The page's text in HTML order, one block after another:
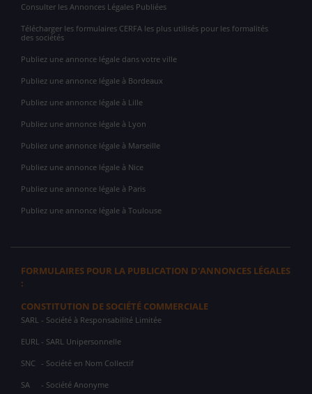
Consulter les Annonces Légales Publiées
Télécharger les formulaires CERFA les plus utilisés pour les formalités
des sociétés
Publiez une annonce légale dans votre ville
Publiez une annonce légale à Bordeaux
Publiez une annonce légale à Lille
Publiez une annonce légale à Lyon
Publiez une annonce légale à Marseille
Publiez une annonce légale à Nice
Publiez une annonce légale à Paris
Publiez une annonce légale à Toulouse
FORMULAIRES POUR LA PUBLICATION D'ANNONCES LÉGALES
:
CONSTITUTION DE SOCIÉTÉ COMMERCIALE
SARL - Société à Responsabilité Limitée
EURL - SARL Unipersonnelle
SNC - Société en Nom Collectif
SA - Société Anonyme